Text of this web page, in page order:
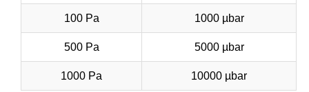
100 Pa 1000 µbar
500 Pa 5000 µbar
1000 Pa 10000 µbar